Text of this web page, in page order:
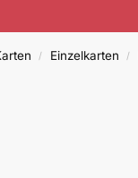
/ Einzelkarten /